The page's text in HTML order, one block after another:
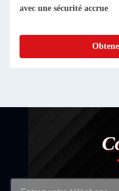
avec une sécurité accrue